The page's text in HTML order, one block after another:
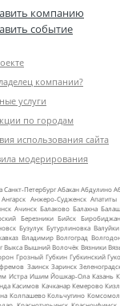
компанию
событие
компании?
услуги
по городам
использования сайта
модерирования
Санкт‑ПетербургАбаканАбдулино
Ангарск Анжеро‑Судженск Апатиты
Ачинск Балаково Балахна
Березники Бийск Биробиджан
Бузулук Бутурлиновка Валуйки
Владимир Волгоград
Выкса Вышний Волочёк Вязники
Грозный Губкин Губкинский
Заинск Заринск
Истра Ишим Йошкар‑Ола Казань
Касимов Качканар Кемерово
Колпашево Кольчугино